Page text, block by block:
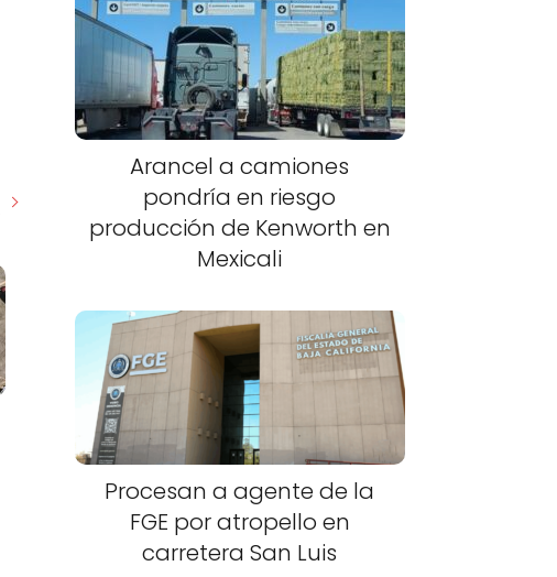
Arancel a camiones
pondría en riesgo
producción de Kenworth en
Mexicali
Procesan a agente de la
FGE por atropello en
carretera San Luis